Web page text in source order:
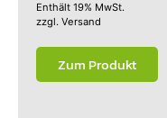
Enthält 19% MwSt.
zzgl. Versand
Zum Produkt